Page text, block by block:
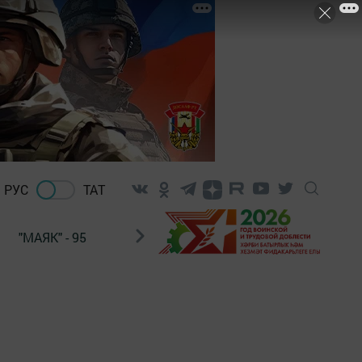
РУС ТАТ
"МАЯК" - 95 "ГУЛЬСТАН" НАШ ПОЧТАЛЬОН